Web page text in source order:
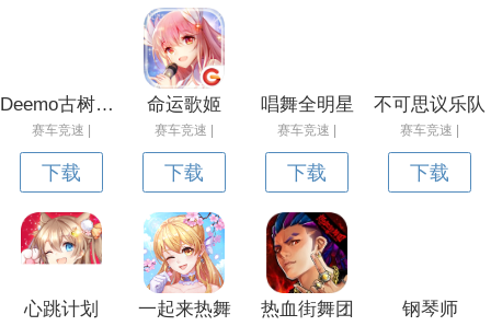
Deemo古树旋律
赛车竞速 |
下载
命运歌姬
赛车竞速 |
下载
唱舞全明星
赛车竞速 |
下载
不可思议乐队
赛车竞速 |
下载
心跳计划 一起来热舞 热血街舞团 钢琴师